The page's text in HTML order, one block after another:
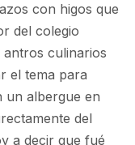
con higos que
del colegio
antros culinarios
el tema para
un albergue en
del
a decir que fué